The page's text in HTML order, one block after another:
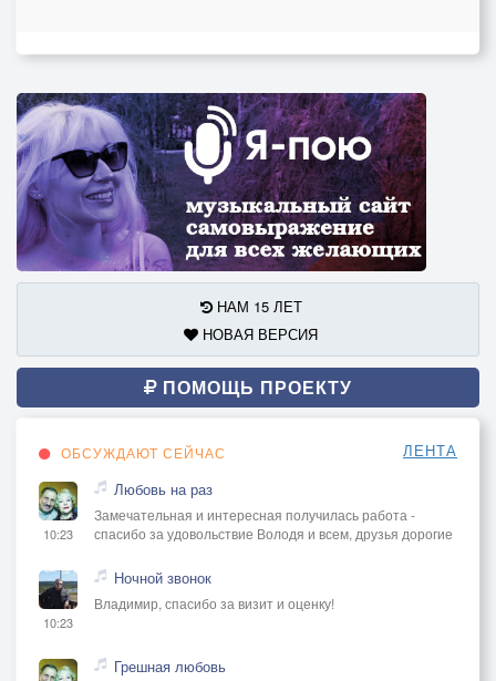
НАМ 15 ЛЕТ
НОВАЯ ВЕРСИЯ
ПОМОЩЬ ПРОЕКТУ
ОБСУЖДАЮТ СЕЙЧАС ЛЕНТА
10:23
Любовь на раз
Замечательная и интересная получилась работа -
спасибо за удовольствие Володя и всем, друзья дорогие
10:23
Ночной звонок
Владимир, спасибо за визит и оценку!
Грешная любовь